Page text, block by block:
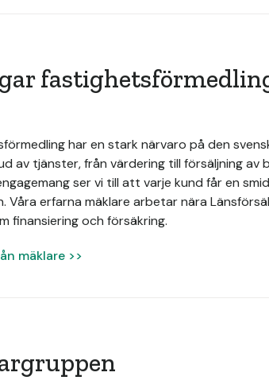
har en stark närvaro på den
av tjänster, från värdering till försäljning av
ser vi till att varje kund får en
Våra erfarna mäklare arbetar nära
finansiering och försäkring.
mäklare >>